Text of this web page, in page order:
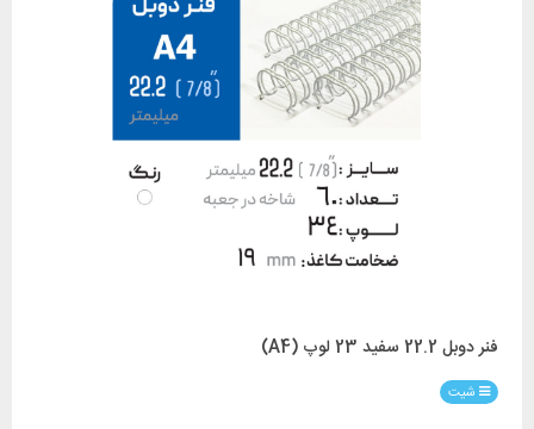
فنر دوبل 22.2 سفید 23 لوپ (A4)
شیت